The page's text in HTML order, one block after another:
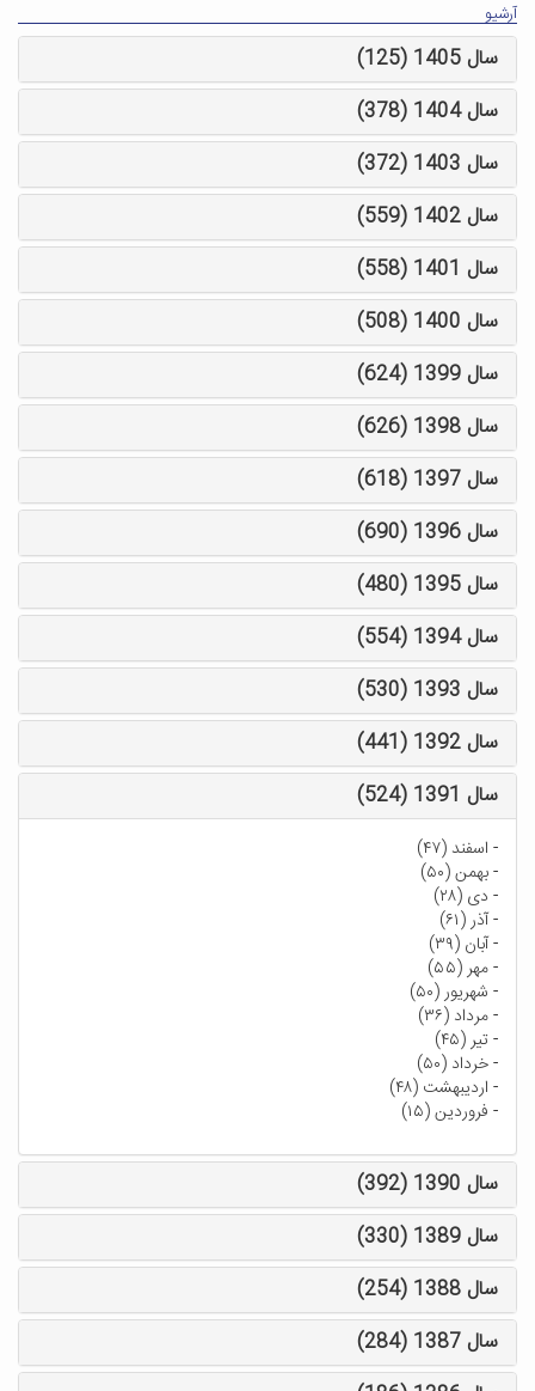
آرشیو
سال 1405 (125)
سال 1404 (378)
سال 1403 (372)
سال 1402 (559)
سال 1401 (558)
سال 1400 (508)
سال 1399 (624)
سال 1398 (626)
سال 1397 (618)
سال 1396 (690)
سال 1395 (480)
سال 1394 (554)
سال 1393 (530)
سال 1392 (441)
سال 1391 (524)
- اسفند (۴۷)
-بهمن (۵۰)
- دی (۲۸)
-آذر (۶۱)
-آبان (۳۹)
-مهر (۵۵)
- شهریور (۵۰)
-مرداد (۳۶)
-تیر (۴۵)
-خرداد (۵۰)
- اردیبهشت (۴۸)
- فروردین (۱۵)
سال 1390 (392)
سال 1389 (330)
سال 1388 (254)
سال 1387 (284)